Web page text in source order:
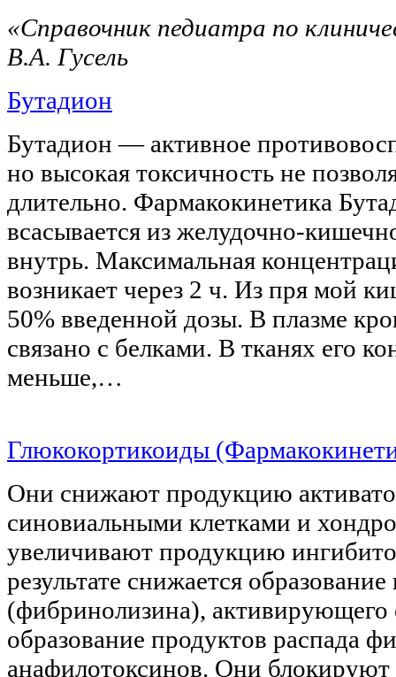
«Справочник педиатра по
В.А. Гусель
Бутадион
Бутадион — активное
но высокая токсичность не
длительно. Фармакокинетика
всасывается из желудочно-
внутрь. Максимальная
возникает через 2 ч. Из пря мой
50% введенной дозы. В плазме
связано с белками. В тканях его
меньше,…
Глюкокортикоиды
Они снижают продукцию
синовиальными клетками и
увеличивают продукцию
результате снижается
(фибринолизина), активирующего
образование продуктов распада
анафилотоксинов. Они